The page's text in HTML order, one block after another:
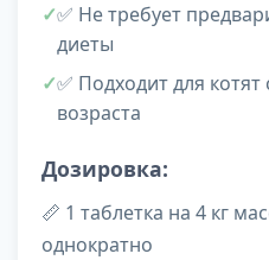
✅ Не требует
диеты
✅ Подходит для котят
возраста
Дозировка:
📏 1 таблетка на 4 кг
однократно